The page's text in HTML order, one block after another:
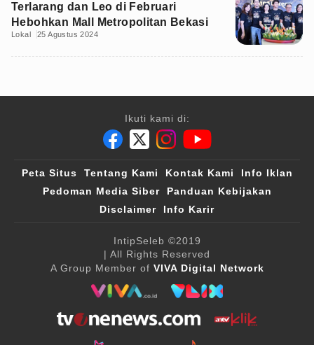
Terlarang dan Leo di Februari
Hebohkan Mall Metropolitan Bekasi
Lokal 25 Agustus 2024
Ikuti kami di:
Peta Situs Tentang Kami Kontak Kami
Info Iklan
Pedoman Media Siber
Panduan Kebijakan
Disclaimer
Info Karir
IntipSeleb ©2019
| All Rights Reserved
A Group Member of VIVA Digital Network